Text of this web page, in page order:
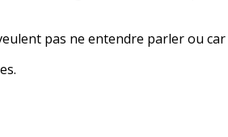
pas ne entendre parler ou